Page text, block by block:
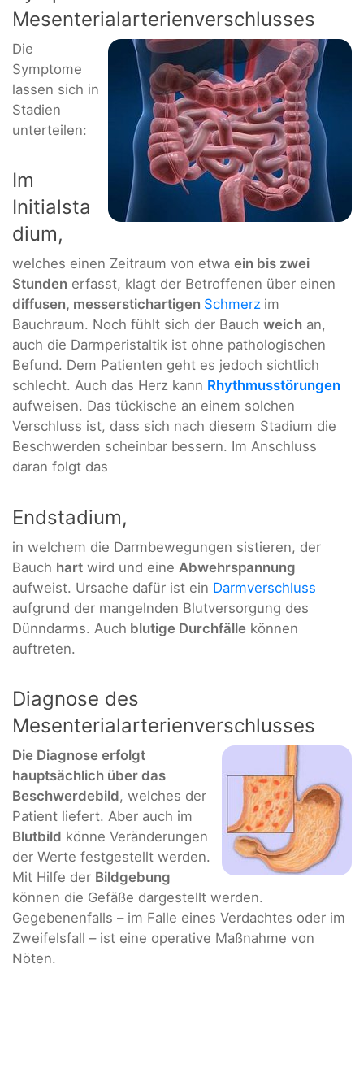
Mesenterialarterienverschlusses
Die
Symptome
lassen sich in
Stadien
unterteilen:
Im
Initialsta
dium,
welches einen Zeitraum von etwa ein bis zwei
Stunden erfasst, klagt der Betroffenen über einen
diffusen, messerstichartigen Schmerz im
Bauchraum. Noch fühlt sich der Bauch weich an,
auch die Darmperistaltik ist ohne pathologischen
Befund. Dem Patienten geht es jedoch sichtlich
schlecht. Auch das Herz kann Rhythmusstörungen
aufweisen. Das tückische an einem solchen
Verschluss ist, dass sich nach diesem Stadium die
Beschwerden scheinbar bessern. Im Anschluss
daran folgt das
Endstadium,
in welchem die Darmbewegungen sistieren, der
Bauch hart wird und eine Abwehrspannung
aufweist. Ursache dafür ist ein Darmverschluss
aufgrund der mangelnden Blutversorgung des
Dünndarms. Auch blutige Durchfälle können
auftreten.
Diagnose des
Mesenterialarterienverschlusses
Die Diagnose erfolgt
hauptsächlich über das
Beschwerdebild, welches der
Patient liefert. Aber auch im
Blutbild könne Veränderungen
der Werte festgestellt werden.
Mit Hilfe der Bildgebung
können die Gefäße dargestellt werden.
Gegebenenfalls – im Falle eines Verdachtes oder im
Zweifelsfall – ist eine operative Maßnahme von
Nöten.